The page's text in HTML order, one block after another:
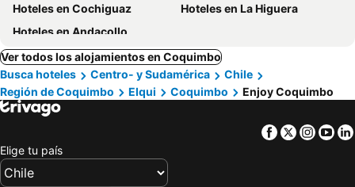
Hoteles en Cochiguaz
Hoteles en La Higuera
Hoteles en Andacollo
Ver todos los alojamientos en Coquimbo
Busca hoteles
Centro- y Sudamérica
Chile
Región de Coquimbo
Elqui Coquimbo Enjoy Coquimbo
Facebook
Twitter
Elige tu país